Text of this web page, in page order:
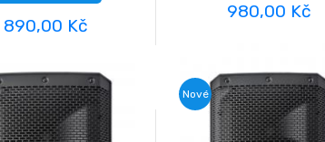
980,00 Kč
890,00 Kč
Nové